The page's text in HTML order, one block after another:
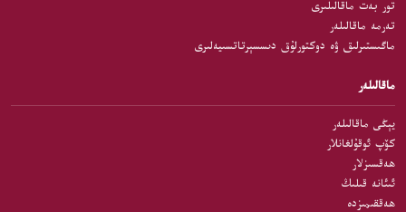
تور بەت ماقالىلىرى
تەرمە ماقالىلەر
ماگىستىرلىق ۋە دوكتورلۇق دىسسېرتاتسىيەلىرى
ماقالىلەر
يېڭى ماقالىلەر
كۆپ ئوقۇلغانلار
ھەقسىزلار
ئىئانە قىلىڭ
ھەققىمىزدە